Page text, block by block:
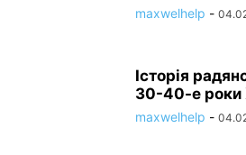
maxwelhelp -
Історія
30-40-е роки
maxwelhelp -